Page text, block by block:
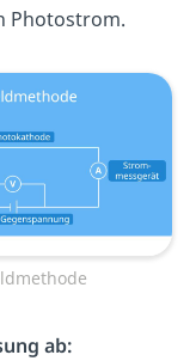
Photostrom.
ab: